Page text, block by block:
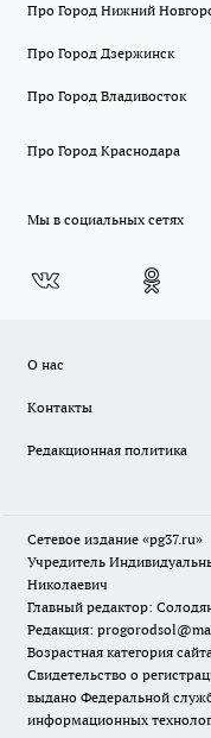
Про Город Нижний
Про Город Дзержинск
Про Город Владивосток
Про Город Краснодара
Мы в социальных сетях
О нас
Контакты
Редакционная политика
Сетевое издание «pg37.ru»
Учредитель
Николаевич
Главный редактор:
Редакция:
Возрастная категория
Свидетельство о
выдано Федеральной
информационных